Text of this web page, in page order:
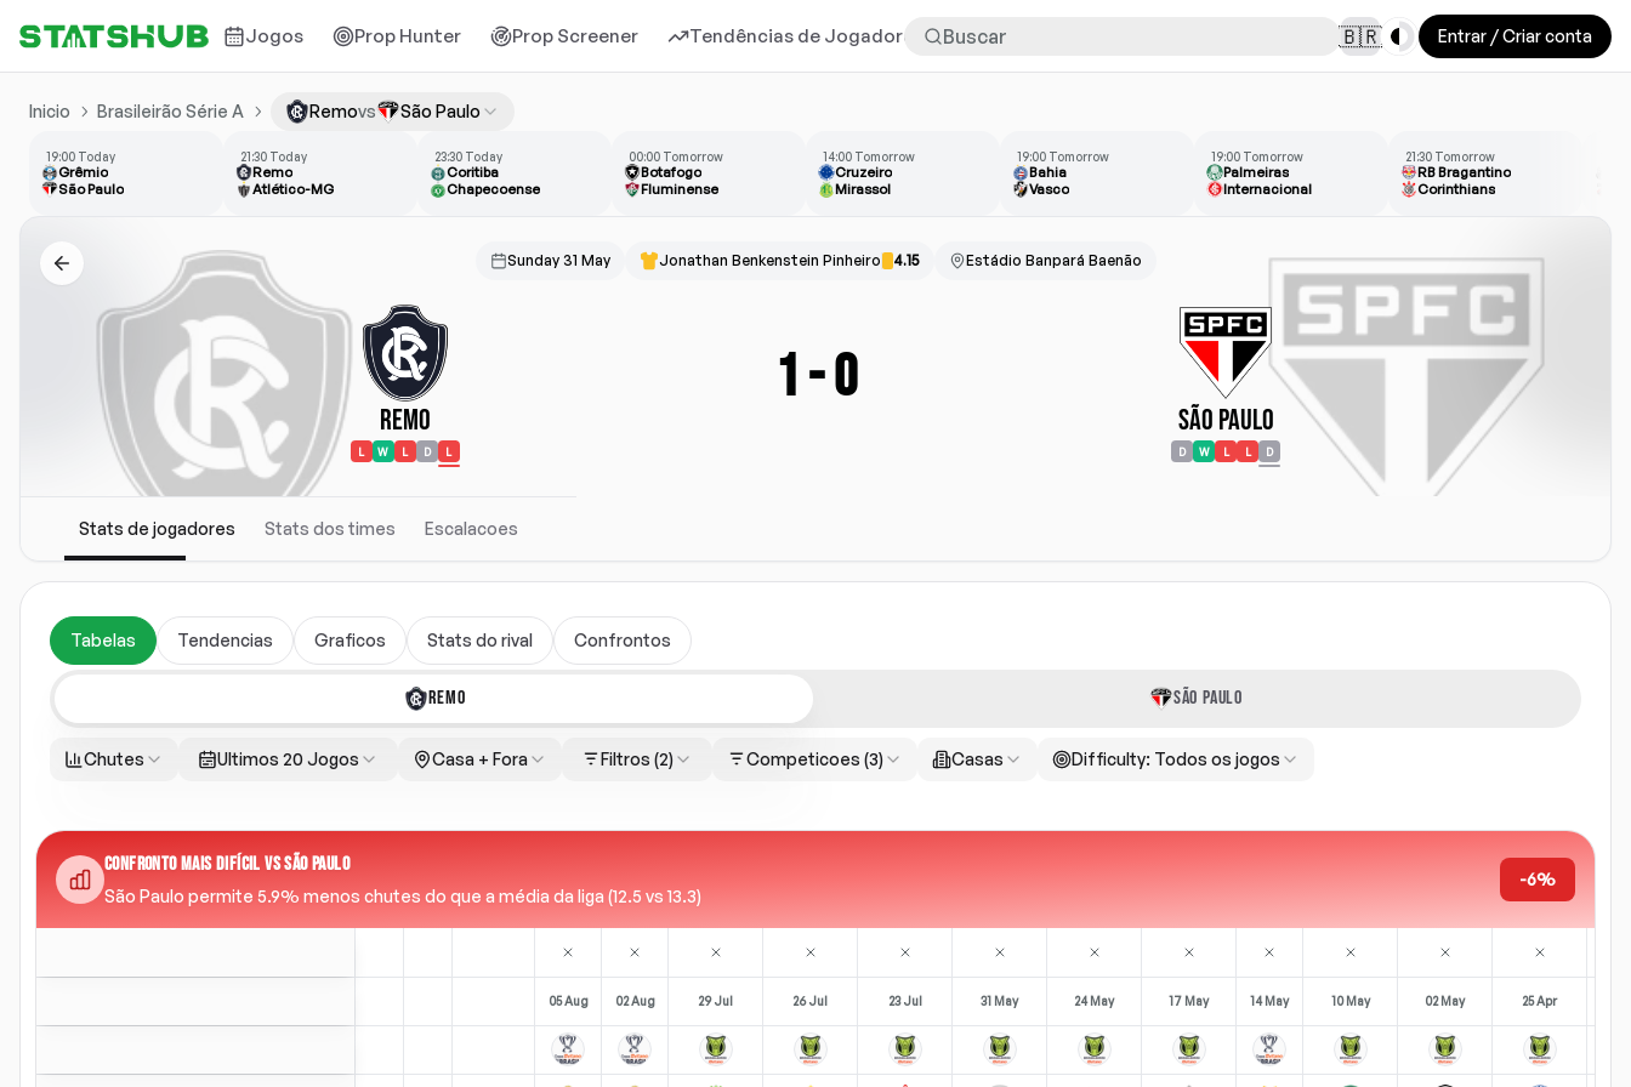
Jogos Prop Hunter Prop Screener Tendências de Jogadores Mais 🇧🇷 Toggle theme
Entrar / Criar conta
Inicio Brasileirão Série A Removs São Paulo
19:00 Today
Grêmio
São Paulo
21:30 Today
Remo
Atlético-MG
23:30 Today
Coritiba
Chapecoense
00:00 Tomorrow
Botafogo
Fluminense
14:00 Tomorrow
Cruzeiro
Mirassol
19:00 Tomorrow
Bahia
Vasco
19:00 Tomorrow
Palmeiras
Internacional
21:30 Tomorrow
RB Bragantino
Corinthians
Sunday 31 May Jonathan Benkenstein Pinheiro 4.15 Estádio Banpará Baenão
Remo
L W L D L
1-0
São Paulo
D W L L D
Stats de jogadores Stats dos times Escalacoes
Tabelas Tendencias Graficos Stats do rival Confrontos
REMO SÃO PAULO
Chutes Ultimos 20 Jogos Casa + Fora Filtros (2) Competicoes (3) Casas Difficulty: Todos os jogos
CONFRONTO MAIS DIFÍCIL VS SÃO PAULO
São Paulo permite 5.9% menos chutes do que a média da liga (12.5 vs 13.3)
-6%
05 Aug 02 Aug 29 Jul 26 Jul 23 Jul 31 May 24 May 17 May 14 May 10 May 02 May 25 Apr